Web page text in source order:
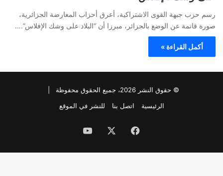
رسم حزب جبهة القوى الاشتراكية، أعرق أحزاب المعارضة الجزائرية،
صورة قاتمة عن الوضع بالجزائر، مبرزا أن “البلاد على وشك الإفلاس”.…
أكمل القراءة »
© حقوق النشر 2026، جميع الحقوق محفوظة |
الرئيسية
اتصل بنا للنشر في الموقع
فيسبوك